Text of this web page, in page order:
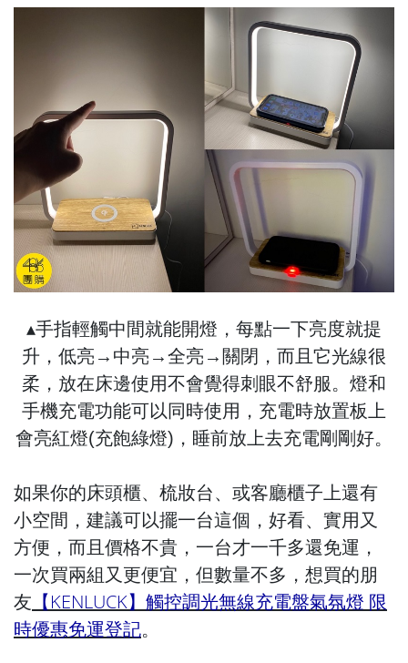
▴手指輕觸中間就能開燈，每點一下亮度就提
升，低亮→中亮→全亮→關閉，而且它光線很
柔，放在床邊使用不會覺得刺眼不舒服。燈和
手機充電功能可以同時使用，充電時放置板上
會亮紅燈(充飽綠燈)，睡前放上去充電剛剛好。
如果你的床頭櫃、梳妝台、或客廳櫃子上還有
小空間，建議可以擺一台這個，好看、實用又
方便，而且價格不貴，一台才一千多還免運，
一次買兩組又更便宜，但數量不多，想買的朋
友 【KENLUCK】觸控調光無線充電盤氣氛燈 限
時優惠免運登記。